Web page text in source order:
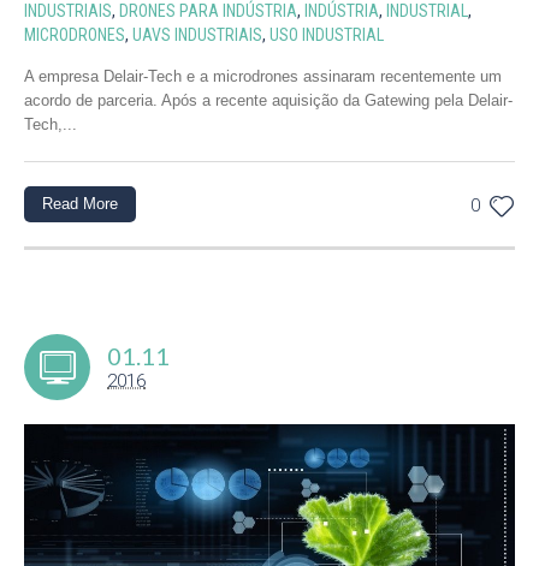
INDUSTRIAIS, DRONES PARA INDÚSTRIA, INDÚSTRIA, INDUSTRIAL,
MICRODRONES, UAVS INDUSTRIAIS, USO INDUSTRIAL
A empresa Delair-Tech e a microdrones assinaram recentemente um
acordo de parceria. Após a recente aquisição da Gatewing pela Delair-
Tech,...
0
Read More
01.11
2016